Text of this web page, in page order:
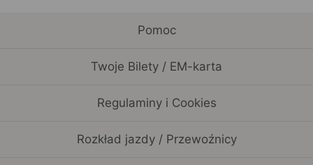
Pomoc
Twoje Bilety / EM-karta
Regulaminy i Cookies
Rozkład jazdy / Przewoźnicy